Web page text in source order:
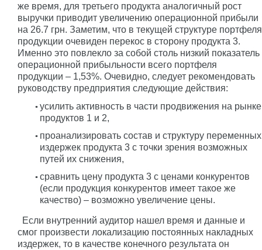
же время, для третьего продукта аналогичный рост
выручки приводит увеличению операционной прибыли
на 26.7 грн. Заметим, что в текущей структуре портфеля
продукции очевиден перекос в сторону продукта 3.
Именно это повлекло за собой столь низкий показатель
операционной прибыльности всего портфеля
продукции – 1,53%. Очевидно, следует рекомендовать
руководству предприятия следующие действия:
усилить активность в части продвижения на рынке
продуктов 1 и 2,
проанализировать состав и структуру переменных
издержек продукта 3 с точки зрения возможных
путей их снижения,
сравнить цену продукта 3 с ценами конкурентов
(если продукция конкурентов имеет такое же
качество) – возможно увеличение цены.
Если внутренний аудитор нашел время и данные и
смог произвести локализацию постоянных накладных
издержек, то в качестве конечного результата он